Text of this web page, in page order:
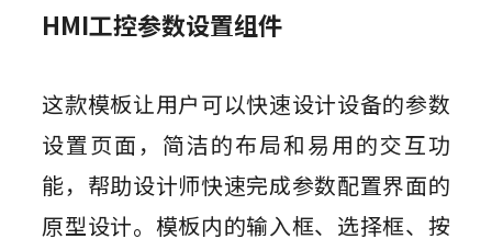
HMI工控参数设置组件
这款模板让用户可以快速设计设备的参数
设置页面，简洁的布局和易用的交互功
能，帮助设计师快速完成参数配置界面的
原型设计。模板内的输入框、选择框、按